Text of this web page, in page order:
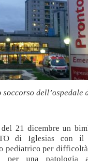
dell’ospedale
21 dicembre un
di Iglesias con il
pediatrico per
una patologia